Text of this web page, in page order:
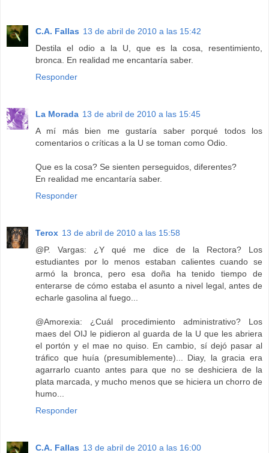
C.A. Fallas 13 de abril de 2010 a las 15:42
Destila el odio a la U, que es la cosa, resentimiento,
bronca. En realidad me encantaría saber.
Responder
La Morada 13 de abril de 2010 a las 15:45
A mí más bien me gustaría saber porqué todos los
comentarios o críticas a la U se toman como Odio.
Que es la cosa? Se sienten perseguidos, diferentes?
En realidad me encantaría saber.
Responder
Terox 13 de abril de 2010 a las 15:58
@P. Vargas: ¿Y qué me dice de la Rectora? Los
estudiantes por lo menos estaban calientes cuando se
armó la bronca, pero esa doña ha tenido tiempo de
enterarse de cómo estaba el asunto a nivel legal, antes de
echarle gasolina al fuego...
@Amorexia: ¿Cuál procedimiento administrativo? Los
maes del OIJ le pidieron al guarda de la U que les abriera
el portón y el mae no quiso. En cambio, sí dejó pasar al
tráfico que huía (presumiblemente)... Diay, la gracia era
agarrarlo cuanto antes para que no se deshiciera de la
plata marcada, y mucho menos que se hiciera un chorro de
humo...
Responder
C.A. Fallas 13 de abril de 2010 a las 16:00